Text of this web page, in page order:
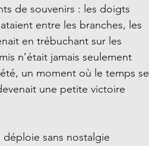
de souvenirs : les doigts
entre les branches, les
en trébuchant sur les
n’était jamais seulement
un moment où le temps se
une petite victoire
déploie sans nostalgie